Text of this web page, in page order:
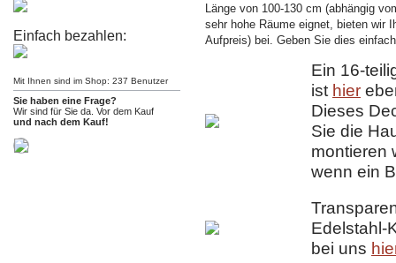
Einfach bezahlen:
Mit Ihnen sind im Shop: 237 Benutzer
Sie haben eine Frage?
Wir sind für Sie da. Vor dem Kauf
und nach dem Kauf!
Länge von 100-130 cm (abhängig
sehr hohe Räume eignet, bieten wir
Aufpreis) bei. Geben Sie dies
Ein 16-
ist hier
Dieses
Sie die
montieren
wenn ein
Edelstahl-
bei uns